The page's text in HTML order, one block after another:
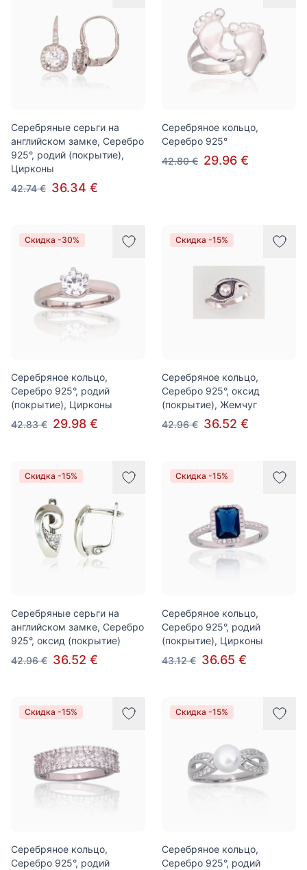
Серебряные серьги на
английском замке, Серебро
925°, родий (покрытие),
Цирконы
42.74 € 36.34 €
Серебряное кольцо,
Серебро 925°
42.80 € 29.96 €
Скидка -30%
Серебряное кольцо,
Серебро 925°, родий
(покрытие), Цирконы
42.83 € 29.98 €
Скидка -15%
Серебряное кольцо,
Серебро 925°, оксид
(покрытие), Жемчуг
42.96 € 36.52 €
Скидка -15%
Серебряные серьги на
английском замке, Серебро
925°, оксид (покрытие)
42.96 € 36.52 €
Скидка -15%
Серебряное кольцо,
Серебро 925°, родий
(покрытие), Цирконы
43.12 € 36.65 €
Скидка -15%
Серебряное кольцо,
Серебро 925°, родий
Скидка -15%
Серебряное кольцо,
Серебро 925°, родий